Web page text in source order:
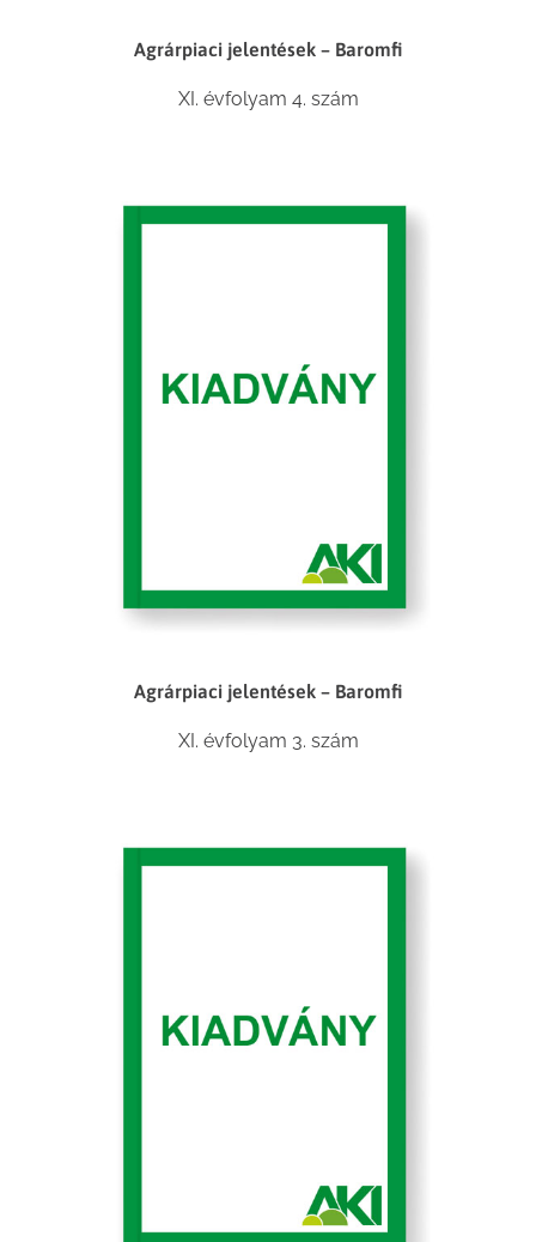
Agrárpiaci jelentések – Baromfi
XI. évfolyam 4. szám
Agrárpiaci jelentések – Baromfi
XI. évfolyam 3. szám